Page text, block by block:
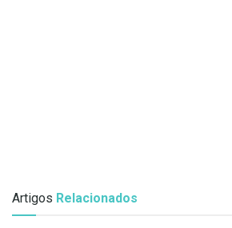
Artigos Relacionados